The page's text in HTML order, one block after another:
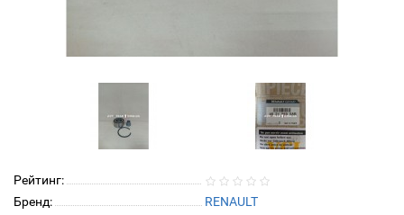
Рейтинг:
Бренд:
RENAULT